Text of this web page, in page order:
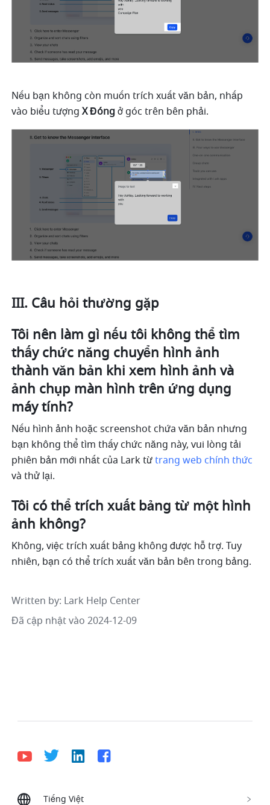
Nếu bạn không còn muốn trích xuất văn bản, nhấp
vào biểu tượng XĐóng ở góc trên bên phải.
III. Câu hỏi thường gặp
Tôi nên làm gì nếu tôi không thể tìm
thấy chức năng chuyển hình ảnh
thành văn bản khi xem hình ảnh và
ảnh chụp màn hình trên ứng dụng
máy tính?
Nếu hình ảnh hoặc screenshot chứa văn bản nhưng
bạn không thể tìm thấy chức năng này, vui lòng tải
phiên bản mới nhất của Lark từ trang web chính thức
và thử lại.
Tôi có thể trích xuất bảng từ một hình
ảnh không?
Không, việc trích xuất bảng không được hỗ trợ. Tuy
nhiên, bạn có thể trích xuất văn bản bên trong bảng.
Written by: Lark Help Center
Đã cập nhật vào 2024-12-09
Tiếng Việt